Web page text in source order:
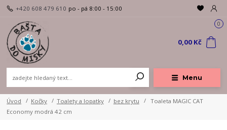
Menu
+420 608 479 610 po - pá 8:00 - 15:00
0
0,00 Kč
Úvod Kočky Toalety a lopatky bez krytu
Toaleta MAGIC CAT
Economy modrá 42 cm